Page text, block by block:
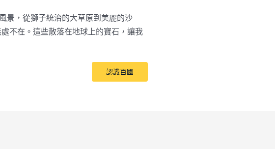
景，從獅子統治的大草原到美麗的沙
不在。這些散落在地球上的寶石，讓我
認識百國